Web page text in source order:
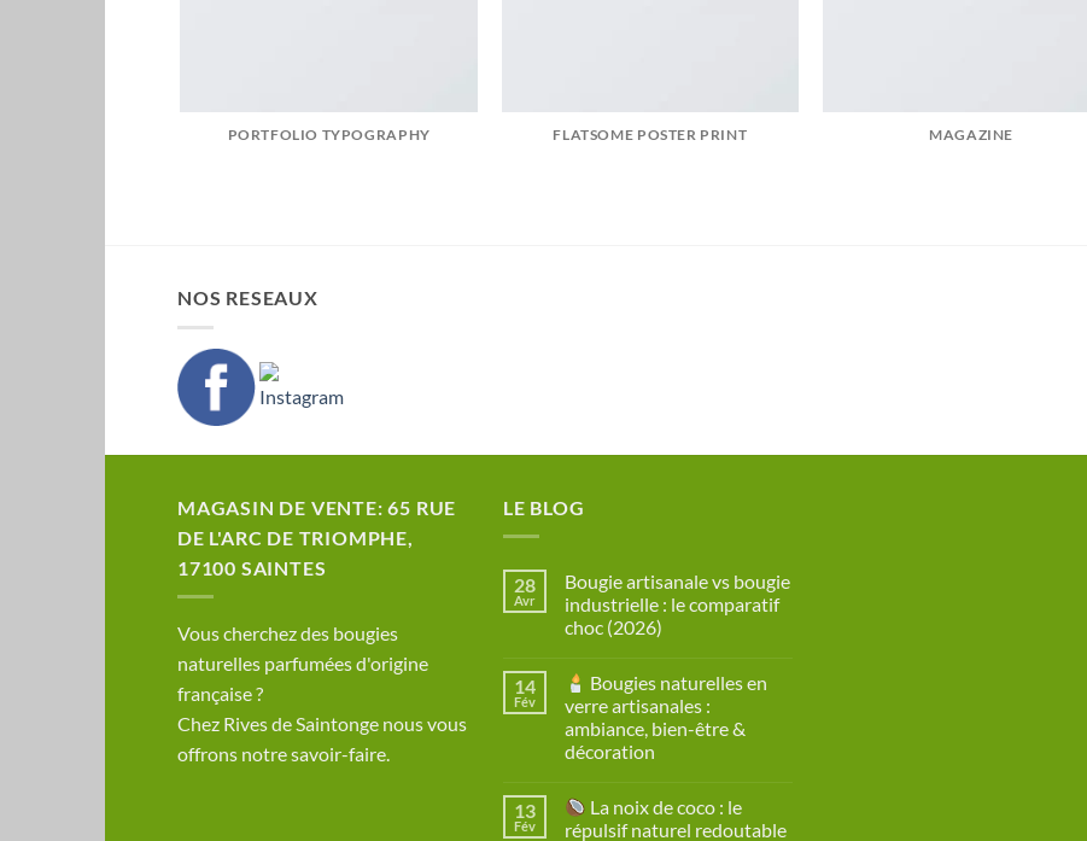
PORTFOLIO TYPOGRAPHY FLATSOME POSTER PRINT MAGAZINE
NOS RESEAUX
MAGASIN DE VENTE: 65 RUE
DE L'ARC DE TRIOMPHE,
17100 SAINTES
​Vous cherchez des bougies
naturelles parfumées d'origine
française ?
Chez Rives de Saintonge nous vous
offrons notre savoir-faire.
LE BLOG
28
Avr
Bougie artisanale vs bougie
industrielle : le comparatif
choc (2026)
sur
artisanale
vs
bougie
industrielle
comparatif
choc
14
Fév
Bougies naturelles en
verre artisanales :
ambiance, bien-être &
décoration
sur
13
Fév
La noix de coco : le
répulsif naturel redoutable